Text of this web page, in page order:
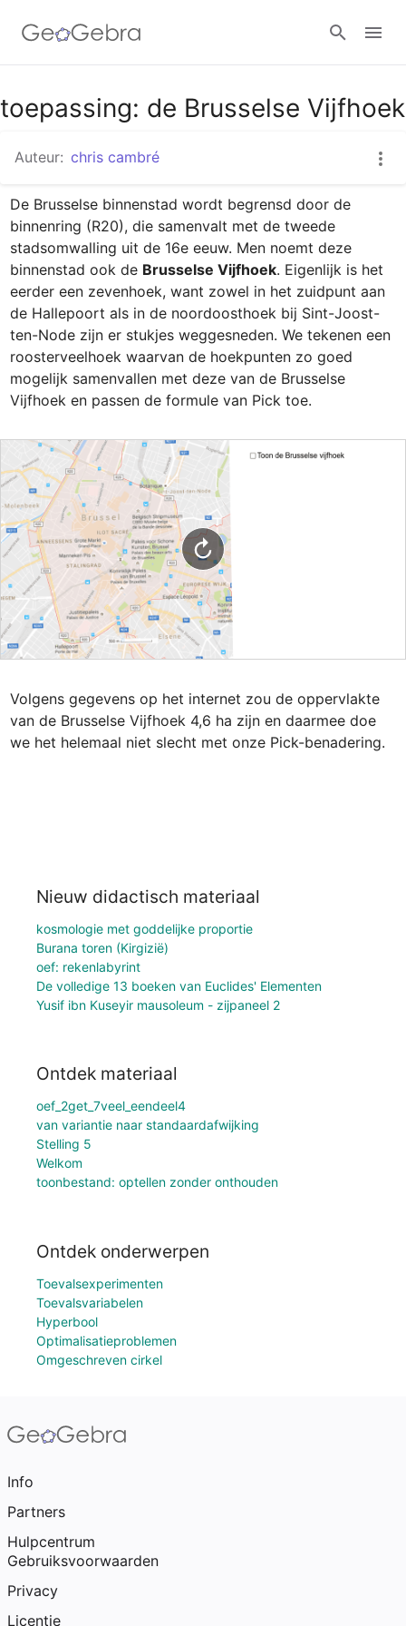
Google Classroom
GeoGebra Klaslokaal
Aanmelden
toepassing: de Brusselse Vijfhoek
Auteur: chris cambré
De Brusselse binnenstad wordt begrensd door de
binnenring (R20), die samenvalt met de tweede
stadsomwalling uit de 16e eeuw. Men noemt deze
binnenstad ook de Brusselse Vijfhoek. Eigenlijk is het
eerder een zevenhoek, want zowel in het zuidpunt aan
de Hallepoort als in de noordoosthoek bij Sint-Joost-
ten-Node zijn er stukjes weggesneden. We tekenen een
roosterveelhoek waarvan de hoekpunten zo goed
mogelijk samenvallen met deze van de Brusselse
Vijfhoek en passen de formule van Pick toe.
Volgens gegevens op het internet zou de oppervlakte
van de Brusselse Vijfhoek 4,6 ha zijn en daarmee doe
we het helemaal niet slecht met onze Pick-benadering.
Nieuw didactisch materiaal
kosmologie met goddelijke proportie
Burana toren (Kirgizië)
oef: rekenlabyrint
De volledige 13 boeken van Euclides' Elementen
Yusif ibn Kuseyir mausoleum - zijpaneel 2
Ontdek materiaal
oef_2get_7veel_eendeel4
van variantie naar standaardafwijking
Stelling 5
Welkom
toonbestand: optellen zonder onthouden
Ontdek onderwerpen
Toevalsexperimenten
Toevalsvariabelen
Hyperbool
Optimalisatieproblemen
Omgeschreven cirkel
Info
Partners
Hulpcentrum
Gebruiksvoorwaarden
Privacy
Licentie